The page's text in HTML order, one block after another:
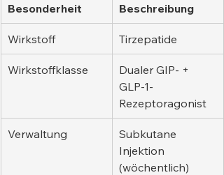
Besonderheit Beschreibung
Wirkstoff Tirzepatide
Wirkstoffklasse
Dualer GIP- +
GLP-1-
Rezeptoragonist
Verwaltung
Subkutane
Injektion
(wöchentlich)